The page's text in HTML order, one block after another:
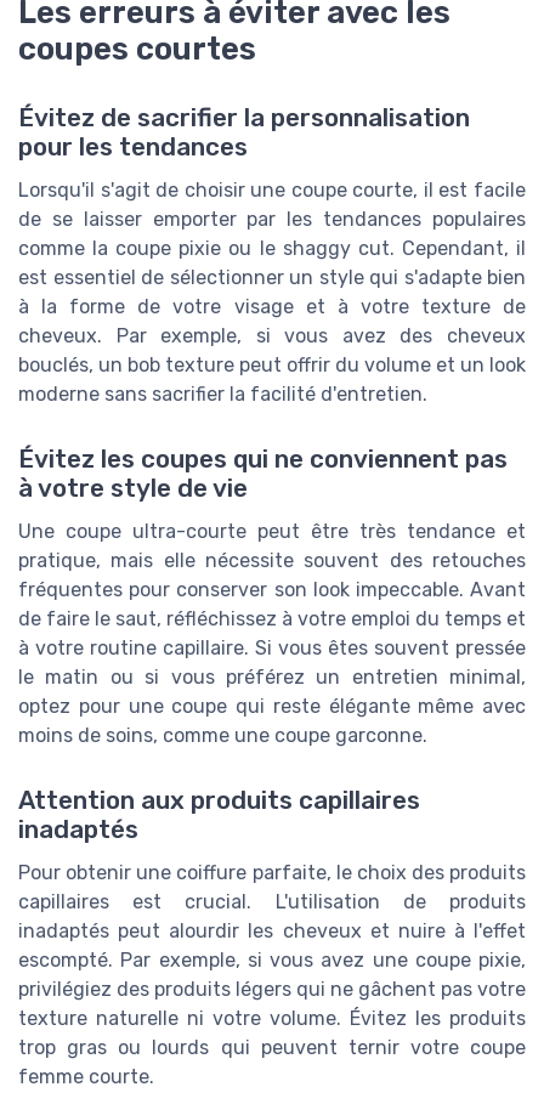
Les erreurs à éviter avec les
coupes courtes
Évitez de sacrifier la personnalisation
pour les tendances
Lorsqu'il s'agit de choisir une coupe courte, il est facile
de se laisser emporter par les tendances populaires
comme la coupe pixie ou le shaggy cut. Cependant, il
est essentiel de sélectionner un style qui s'adapte bien
à la forme de votre visage et à votre texture de
cheveux. Par exemple, si vous avez des cheveux
bouclés, un bob texture peut offrir du volume et un look
moderne sans sacrifier la facilité d'entretien.
Évitez les coupes qui ne conviennent pas
à votre style de vie
Une coupe ultra-courte peut être très tendance et
pratique, mais elle nécessite souvent des retouches
fréquentes pour conserver son look impeccable. Avant
de faire le saut, réfléchissez à votre emploi du temps et
à votre routine capillaire. Si vous êtes souvent pressée
le matin ou si vous préférez un entretien minimal,
optez pour une coupe qui reste élégante même avec
moins de soins, comme une coupe garconne.
Attention aux produits capillaires
inadaptés
Pour obtenir une coiffure parfaite, le choix des produits
capillaires est crucial. L'utilisation de produits
inadaptés peut alourdir les cheveux et nuire à l'effet
escompté. Par exemple, si vous avez une coupe pixie,
privilégiez des produits légers qui ne gâchent pas votre
texture naturelle ni votre volume. Évitez les produits
trop gras ou lourds qui peuvent ternir votre coupe
femme courte.